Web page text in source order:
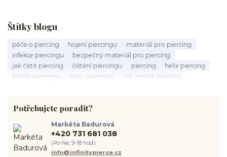
Štítky blogu
péče o piercing hojení piercingu
materiál pro piercing
infekce piercingu
bezpečný materiál pro piercing
jak čistit piercing
čištění piercingu piercing
helix piercing
bolest piercingu
typy piercingů
jak změřit piercing
hygiena piercingu
tipy pro piercing
piercing ucha
chirurgická ocel 316L
spravná velikost piercingu
jak pečovat o piercing
medusa piercing
Potřebujete poradit?
Markéta Badurová
+420 731 681 038
(Po-Ne, 9-18 hod.)
info@infinitypierce.cz